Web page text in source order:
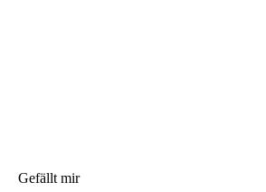
Gefällt mir